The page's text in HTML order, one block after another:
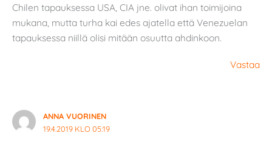
Chilen tapauksessa USA, CIA jne. olivat ihan toimijoina
mukana, mutta turha kai edes ajatella että Venezuelan
tapauksessa niillä olisi mitään osuutta ahdinkoon.
Vastaa
ANNA VUORINEN
19.4.2019 KLO 05:19